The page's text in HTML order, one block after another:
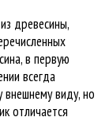
древесины,
в первую
всегда
виду, но
отличается